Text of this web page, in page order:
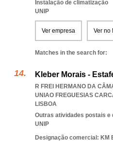
Instalação de climatização
UNIP
Ver empresa Ver no
Matches in the search for:
Kleber Morais -
R FREI HERMANO DA
UNIAO FREGUESIAS
LISBOA
Outras atividades postais e
UNIP
Designação comercial: KM